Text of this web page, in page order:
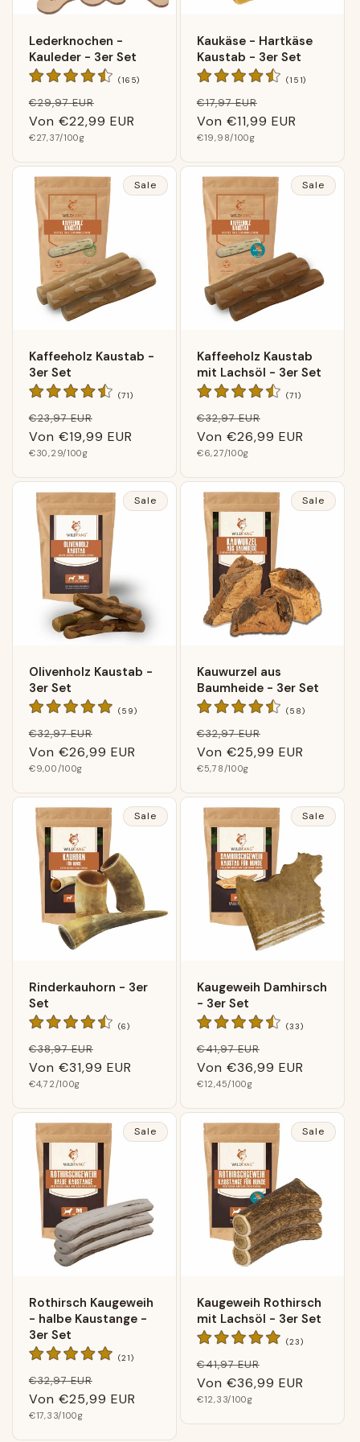
Lederknochen -
Kauleder - 3er Set
(165)165
Normaler
Preis
€29,97 EUR
Von €22,99 EUR
Grundpreis
€27,37/100g
Kaukäse - Hartkäse
Kaustab - 3er Set
(151)151
Normaler
Preis
€17,97 EUR
Von €11,99 EUR
Grundpreis
€19,98/100g
Sale
Kaffeeholz Kaustab -
3er Set
(71)71
Normaler
Preis
€23,97 EUR
Von €19,99 EUR
Grundpreis
€30,29/100g
Sale
Kaffeeholz Kaustab
mit Lachsöl - 3er Set
(71)71
Normaler
Preis
€32,97 EUR
Von €26,99 EUR
Grundpreis
€6,27/100g
Sale
Olivenholz Kaustab -
3er Set
(59)59
Normaler
Preis
€32,97 EUR
Von €26,99 EUR
Grundpreis
€9,00/100g
Sale
Kauwurzel aus
Baumheide - 3er Set
(58)58
Normaler
Preis
€32,97 EUR
Von €25,99 EUR
Grundpreis
€5,78/100g
Sale
Rinderkauhorn - 3er
Set
(6)6
Normaler
Preis
€38,97 EUR
Von €31,99 EUR
Grundpreis
€4,72/100g
Sale
Kaugeweih Damhirsch
- 3er Set
(33)33
Normaler
Preis
€41,97 EUR
Von €36,99 EUR
Grundpreis
€12,45/100g
Sale
Rothirsch Kaugeweih
- halbe Kaustange -
3er Set
(21)21
Normaler
Preis
€32,97 EUR
Von €25,99 EUR
Grundpreis
€17,33/100g
Sale
Kaugeweih Rothirsch
mit Lachsöl - 3er Set
(23)23
Normaler
Preis
€41,97 EUR
Von €36,99 EUR
Grundpreis
€12,33/100g